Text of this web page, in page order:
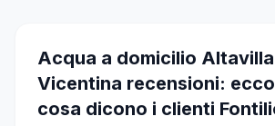
Acqua a domicilio Altavilla
Vicentina recensioni: ecco
cosa dicono i clienti